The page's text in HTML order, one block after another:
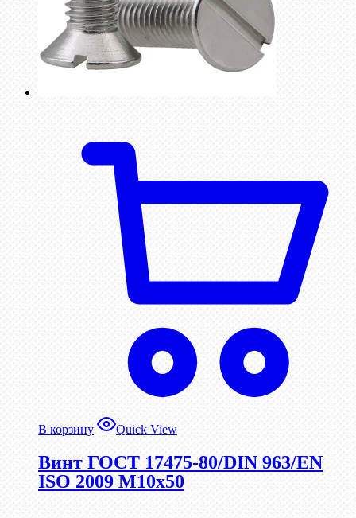
В корзину Quick View
Винт ГОСТ 17475-80/DIN 963/EN
ISO 2009 М10х50